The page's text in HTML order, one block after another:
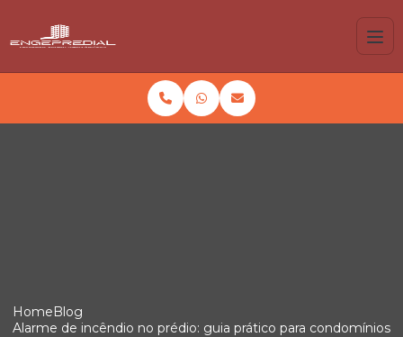
HomeBlog
Alarme de incêndio no prédio: guia prático para condomínios